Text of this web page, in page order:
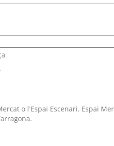
o l'Espai Escenari. Espai